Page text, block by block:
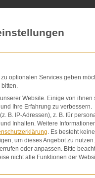
optionalen Services geben
bitten.
Website. Einige von ihnen
Ihre Erfahrung zu verbessern.
B. IP-Adressen), z. B. für
Inhalten. Weitere
. Es besteht keine
um dieses Angebot zu nutzen.
oder anpassen. Bitte
nicht alle Funktionen der